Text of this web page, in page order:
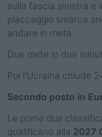
sulla fascia sinistra e
placcaggio smarca
andare in meta.
Due mete in due
Poi l'Ucraina chiude
Secondo posto in
Le prime due
qualificano alla 2027